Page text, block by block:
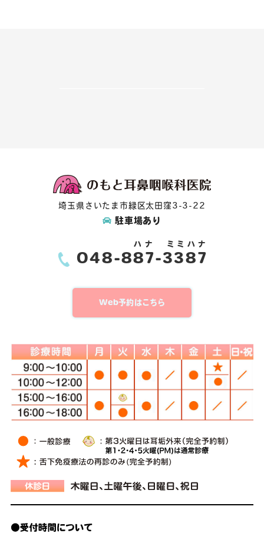
埼玉県さいたま市緑区太田窪3-3-22
駐車場あり
048-887
ハナ
-3387
ミミハナ
Web予約はこちら